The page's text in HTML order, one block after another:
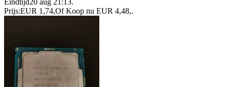
Eindtijd20 aug 21:13.
Prijs:EUR 1,74,Of Koop nu EUR 4,48,.